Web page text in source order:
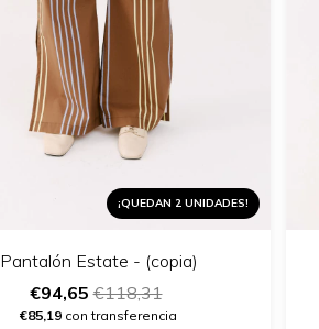
¡QUEDAN 2 UNIDADES!
Pantalón Estate - (copia)
€94,65€118,31
€85,19 con transferencia